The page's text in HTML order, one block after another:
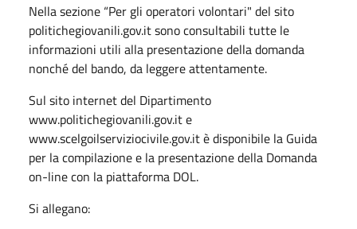
Nella sezione “Per gli operatori volontari" del sito
politichegiovanili.gov.it sono consultabili tutte le
informazioni utili alla presentazione della domanda
nonché del bando, da leggere attentamente.
Sul sito internet del Dipartimento
www.politichegiovanili.gov.it e
www.scelgoilserviziocivile.gov.it è disponibile la Guida
per la compilazione e la presentazione della Domanda
on-line con la piattaforma DOL.
Si allegano: